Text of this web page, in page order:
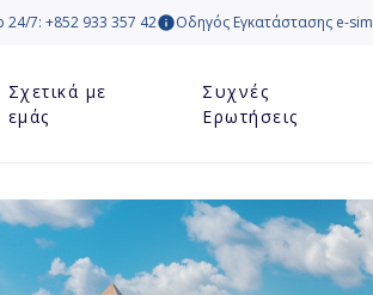
24/7: +852 933 357 42 Οδηγός Εγκατάστασης e-sim
Σχετικά με
εμάς
Συχνές
Ερωτήσεις